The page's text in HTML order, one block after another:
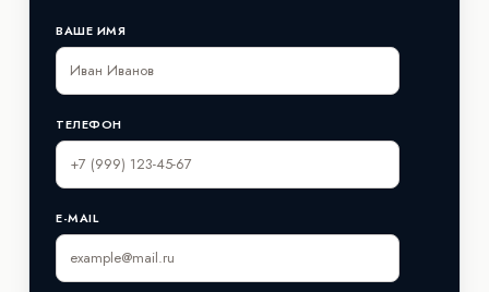
ВАШЕ ИМЯ
ТЕЛЕФОН
E-MAIL